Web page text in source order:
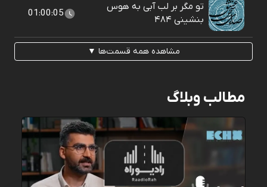
تو مگر بر لب آبی به هوس
بنشينی ۴۸۴
01:00:05
مشاهده همه قسمت‌ها ▼
مطالب وبلاگ